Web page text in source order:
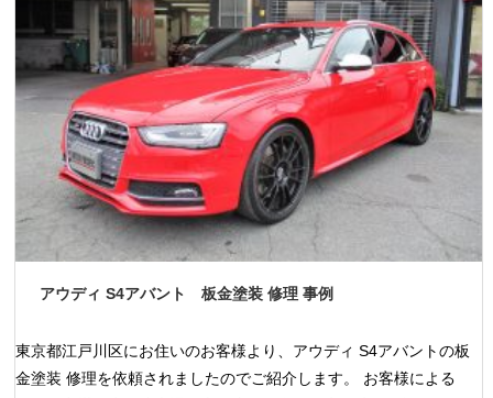
アウディ S4アバント 板金塗装 修理 事例
東京都江戸川区にお住いのお客様より、アウディ S4アバントの板
金塗装 修理を依頼されましたのでご紹介します。 お客様による